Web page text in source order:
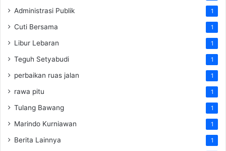
Administrasi Publik 1
Cuti Bersama 1
Libur Lebaran 1
Teguh Setyabudi 1
perbaikan ruas jalan 1
rawa pitu 1
Tulang Bawang 1
Marindo Kurniawan 1
Berita Lainnya 1